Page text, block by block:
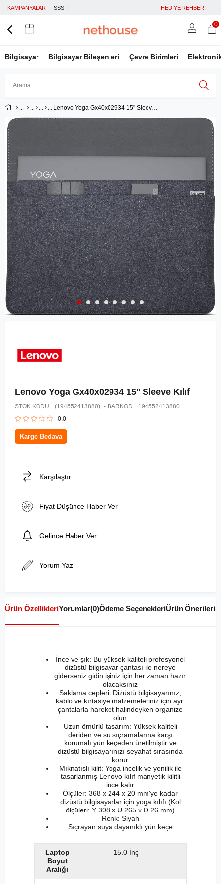
KAMPANYALAR SSS HEDİYE REHBERİ
Bilgisayar Bilgisayar Bileşenleri Çevre Birimleri
Üye Ol
0
Lenovo Yoga Gx40x02934 15'' Sleeve Kılıf
Lenovo Yoga Gx40x02934 15'' Sleeve Kılıf
STOK KODU (194552413880) BARKOD : 194552413880
0.0
Kargo Bedava
Karşılaştır
Fiyat Düşünce Haber Ver
Gelince Haber Ver
Yorum Yaz
Ürün ÖzellikleriYorumlar(0)Ödeme SeçenekleriÜrün Önerileri
İnce ve şık: Bu yüksek kaliteli profesyonel
dizüstü bilgisayar çantası ile nereye
giderseniz gidin işiniz için her zaman hazır
olacaksınız
Saklama cepleri: Dizüstü bilgisayarınız,
kablo ve kırtasiye malzemeleriniz için ayrı
çantalarla hareket halindeyken organize
olun
Uzun ömürlü tasarım: Yüksek kaliteli
deriden ve su sıçramalarına karşı
korumalı yün keçeden üretilmiştir ve
dizüstü bilgisayarınızı seyahat sırasında
korur
Mıknatıslı kilit: Yoga incelik ve yenilik ile
tasarlanmış Lenovo kılıf manyetik kilitli
ince kalır
Ölçüler: 368 x 244 x 20 mm'ye kadar
dizüstü bilgisayarlar için yoga kılıfı (Kol
ölçüleri: Y 398 x U 265 x D 26 mm)
Renk: Siyah
Sıçrayan suya dayanıklı yün keçe
Laptop
Boyut
Aralığı
15.0 İnç